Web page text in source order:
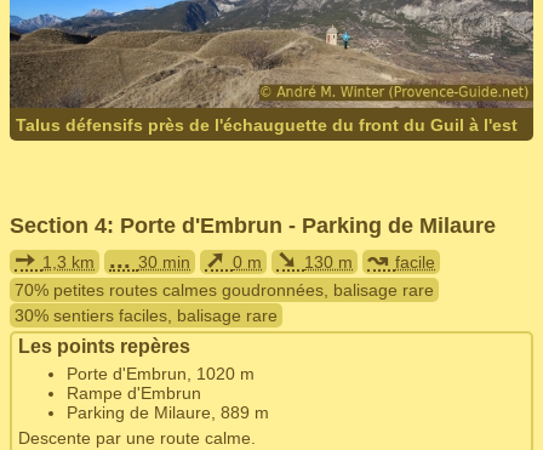
Talus défensifs près de l'échauguette du front du Guil à l'est
Section 4: Porte d'Embrun - Parking de Milaure
➙ 1,3 km ... 30 min ➚ 0 m ➘ 130 m ↝ facile
70% petites routes calmes goudronnées, balisage rare
30% sentiers faciles, balisage rare
Les points repères
Porte d'Embrun, 1020 m
Rampe d'Embrun
Parking de Milaure, 889 m
Descente par une route calme.